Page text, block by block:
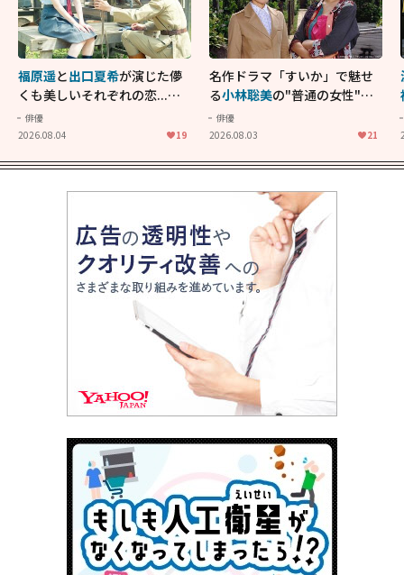
福原遥と出口夏希が演じた儚
くも美しいそれぞれの恋...生
きることの尊さを教えてくれ
た映画「あの花が咲く丘で、
俳優
2026.08.04
19
名作ドラマ「すいか」で魅せ
る小林聡美の"普通の女性"が
大人に刺さる...映画「かもめ
食堂」にも通じる静かな芝居
俳優
2026.08.03
21